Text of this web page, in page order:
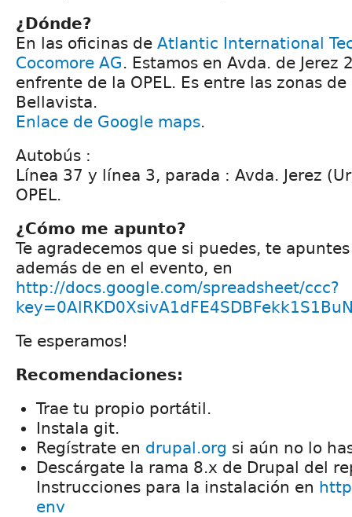
¿Dónde?
En las oficinas de Atlantic International
Cocomore AG. Estamos en Avda. de Jerez
enfrente de la OPEL. Es entre las zonas
Bellavista.
Enlace de Google maps.
Autobús :
Línea 37 y línea 3, parada : Avda. Jerez
OPEL.
¿Cómo me apunto?
Te agradecemos que si puedes, te
además de en el evento, en
http://docs.google.com/spreadsheet/ccc?
Te esperamos!
Recomendaciones:
Trae tu propio portátil.
Instala git.
Regístrate en drupal.org si aún no lo
Descárgate la rama 8.x de Drupal del
Instrucciones para la instalación en
env